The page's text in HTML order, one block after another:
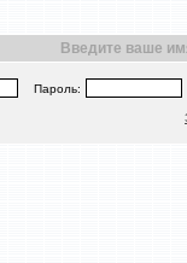
Введите ваше
Пароль: